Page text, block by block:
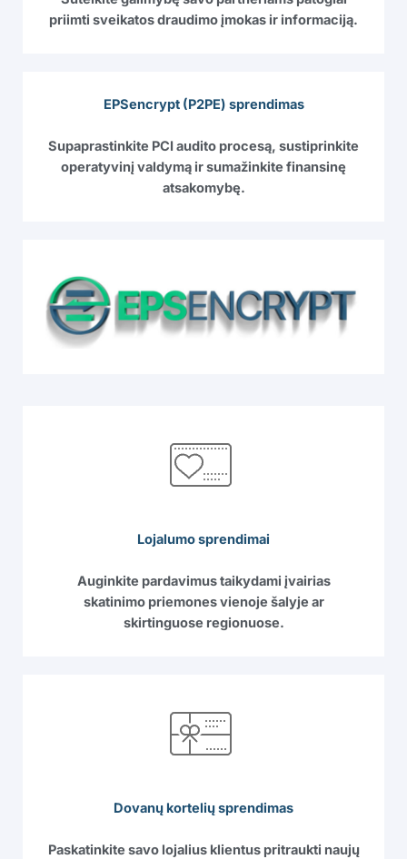
priimti sveikatos draudimo įmokas ir informaciją.
EPSencrypt (P2PE) sprendimas
Supaprastinkite PCI audito procesą, sustiprinkite
operatyvinį valdymą ir sumažinkite finansinę
atsakomybę.
Lojalumo sprendimai
Auginkite pardavimus taikydami įvairias
skatinimo priemones vienoje šalyje ar
skirtinguose regionuose.
Dovanų kortelių sprendimas
Paskatinkite savo lojalius klientus pritraukti naujų